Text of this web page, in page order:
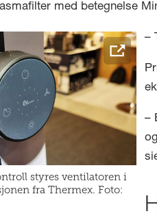
med betegnelse
styres ventilatoren i
fra Thermex. Foto:
–
–